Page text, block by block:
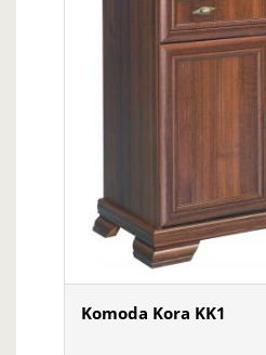
Komoda Kora KK1